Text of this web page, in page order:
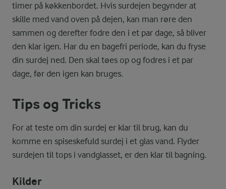
timer på køkkenbordet. Hvis surdejen begynder at
skille med vand oven på dejen, kan man røre den
sammen og derefter fodre den i et par dage, så bliver
den klar igen. Har du en bagefri periode, kan du fryse
din surdej ned. Den skal tøes op og fodres i et par
dage, før den igen kan bruges.
Tips og Tricks
For at teste om din surdej er klar til brug, kan du
komme en spiseskefuld surdej i et glas vand. Flyder
surdejen til tops i vandglasset, er den klar til bagning.
Kilder